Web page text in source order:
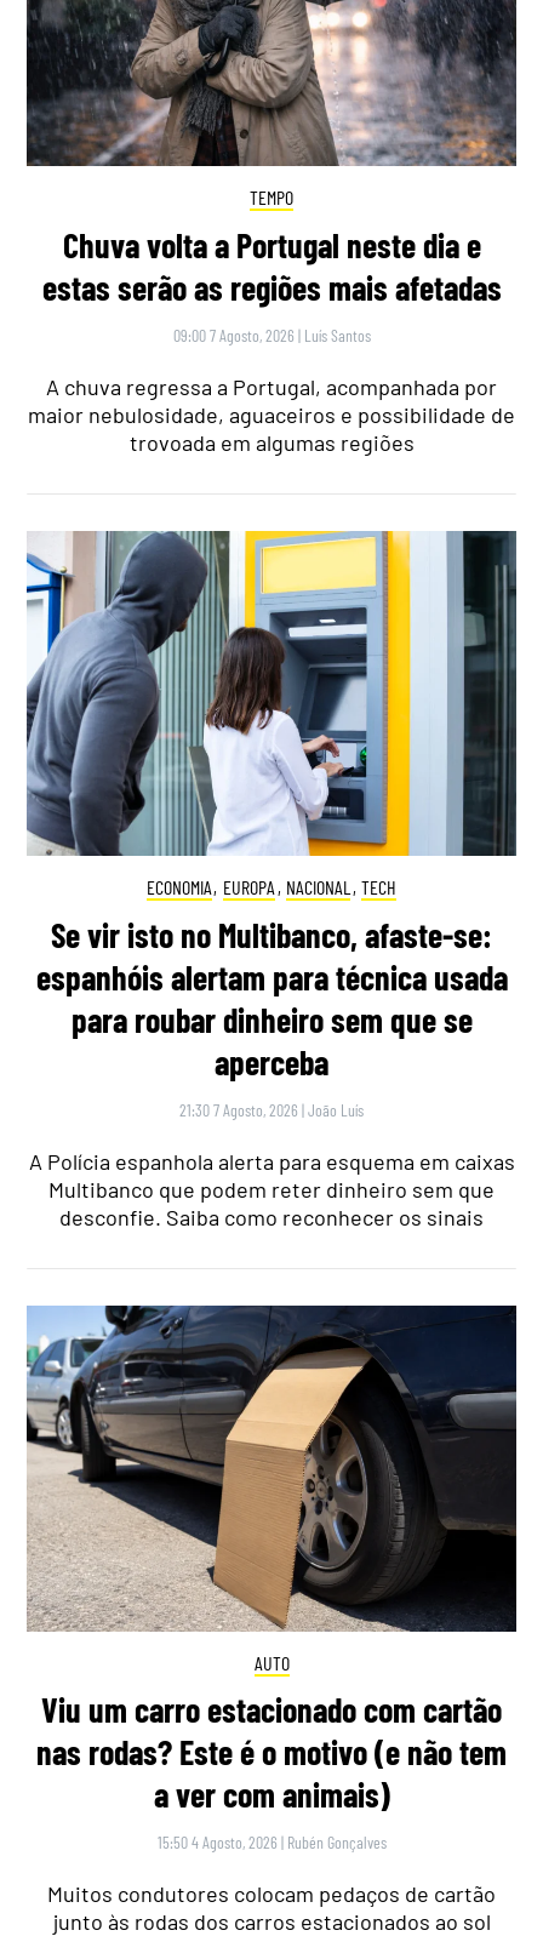
TEMPO
Chuva volta a Portugal neste dia e
estas serão as regiões mais afetadas
09:00 7 Agosto, 2026 | Luís Santos
A chuva regressa a Portugal, acompanhada por
maior nebulosidade, aguaceiros e possibilidade de
trovoada em algumas regiões
ECONOMIA, EUROPA , NACIONAL , TECH
Se vir isto no Multibanco, afaste-se:
espanhóis alertam para técnica usada
para roubar dinheiro sem que se
aperceba
21:30 7 Agosto, 2026 |João Luís
A Polícia espanhola alerta para esquema em caixas
Multibanco que podem reter dinheiro sem que
desconfie. Saiba como reconhecer os sinais
AUTO
Viu um carro estacionado com cartão
nas rodas? Este é o motivo (e não tem
a ver com animais)
15:50 4 Agosto, 2026 | Rubén Gonçalves
Muitos condutores colocam pedaços de cartão
junto às rodas dos carros estacionados ao sol